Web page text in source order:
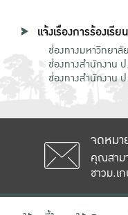
แจ้งเรื่องการร้องเรี
ช่องทางมหาวิทยา
ช่องทางสำนักงาน
ช่องทางสำนักงาน
จดหมา
คุณสาม
ชาวม.เ